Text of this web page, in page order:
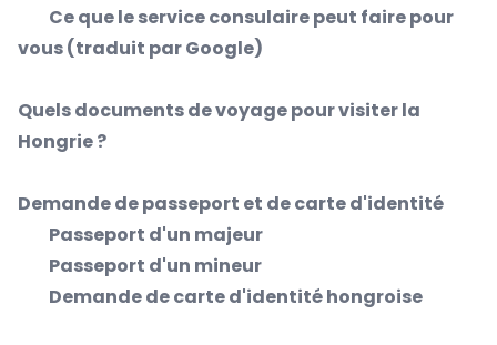
Ce que le service consulaire peut faire pour
vous (traduit par Google)
Quels documents de voyage pour visiter la
Hongrie ?
Demande de passeport et de carte d'identité
Passeport d'un majeur
Passeport d'un mineur
Demande de carte d'identité hongroise